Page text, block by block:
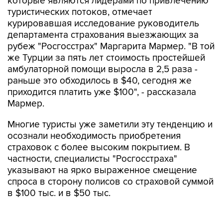
туристических потоков, отмечает
курировавшая исследование руководитель
департамента страхования выезжающих за
рубеж "Росгосстрах" Маргарита Мармер. "В той
же Турции за пять лет стоимость простейшей
амбулаторной помощи выросла в 2,5 раза -
раньше это обходилось в $40, сегодня же
приходится платить уже $100", - рассказала
Мармер.
Многие туристы уже заметили эту тенденцию и
осознали необходимость приобретения
страховок с более высоким покрытием. В
частности, специалисты "Росгосстраха"
указывают на ярко выраженное смещение
спроса в сторону полисов со страховой суммой
в $100 тыс. и в $50 тыс.